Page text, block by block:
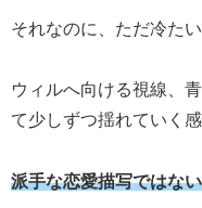
それなのに、ただ冷た
ウィルへ向ける視線、
て少しずつ揺れていく感
派手な恋愛描写ではな